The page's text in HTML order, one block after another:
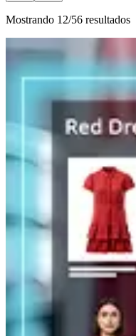
Mostrando 12/56 resultados